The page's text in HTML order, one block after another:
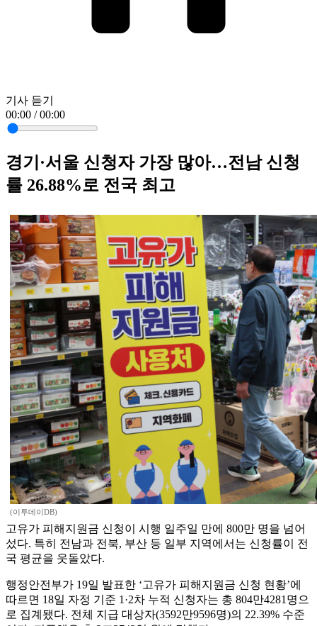
기사 듣기
00:00 / 00:00
경기·서울 신청자 가장 많아…전남 신청
률 26.88%로 전국 최고
(이투데이DB)
고유가 피해지원금 신청이 시행 일주일 만에 800만 명을 넘어
섰다. 특히 전남과 전북, 부산 등 일부 지역에서는 신청률이 전
국 평균을 웃돌았다.
행정안전부가 19일 발표한 ‘고유가 피해지원금 신청 현황’에
따르면 18일 자정 기준 1·2차 누적 신청자는 총 804만4281명으
로 집계됐다. 전체 지급 대상자(3592만9596명)의 22.39% 수준